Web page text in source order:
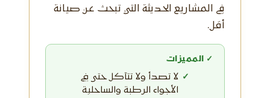
في المشاريع الحديثة التي تبحث عن صيانة
أقل.
✓ المميزات
لا تصدأ ولا تتآكل حتى في
الأجواء الرطبة والساحلية